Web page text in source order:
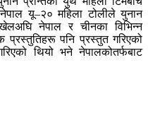
यू–२० महिला टोलीले युनान
नेपाल र चीनका विभिन्न
प्रस्तुतिहरू पनि प्रस्तुत गरिएको
थियो भने नेपालकोतर्फबाट